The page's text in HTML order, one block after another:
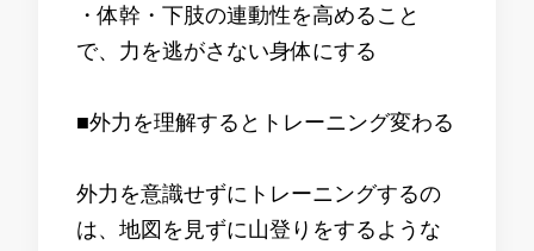
・体幹・下肢の連動性を高めること
で、力を逃がさない身体にする
■外力を理解するとトレーニング変わる
外力を意識せずにトレーニングするの
は、地図を見ずに山登りをするような